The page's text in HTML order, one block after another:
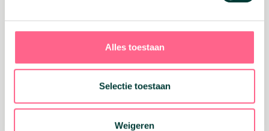
Alles toestaan
Selectie toestaan
Weigeren
verbouwing in een hypotheek, kun je terecht
Oversluitkosten en
boeterente
meefinancieren in
hypotheek